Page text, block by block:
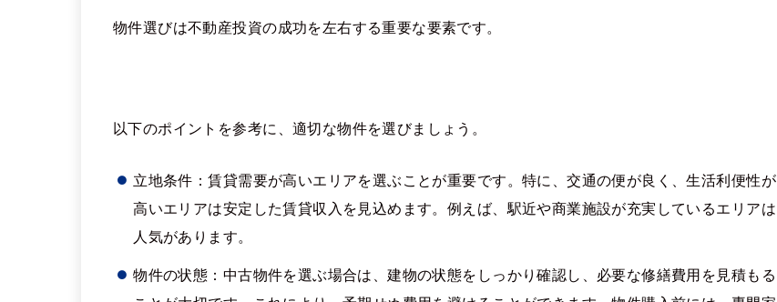
物件選びは不動産投資の成功を左右する重要な要素です。
以下のポイントを参考に、適切な物件を選びましょう。
立地条件：賃貸需要が高いエリアを選ぶことが重要です。特に、交通の便が良く、生活利便性が
高いエリアは安定した賃貸収入を見込めます。例えば、駅近や商業施設が充実しているエリアは
人気があります。
物件の状態：中古物件を選ぶ場合は、建物の状態をしっかり確認し、必要な修繕費用を見積もる